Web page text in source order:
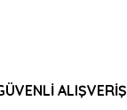
ALIŞVERİŞ